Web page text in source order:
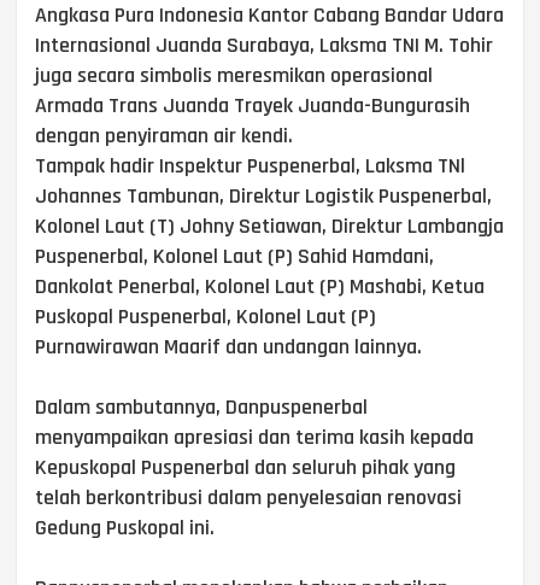
Angkasa Pura Indonesia Kantor Cabang Bandar Udara
Internasional Juanda Surabaya, Laksma TNI M. Tohir
juga secara simbolis meresmikan operasional
Armada Trans Juanda Trayek Juanda-Bungurasih
dengan penyiraman air kendi.
Tampak hadir Inspektur Puspenerbal, Laksma TNl
Johannes Tambunan, Direktur Logistik Puspenerbal,
Kolonel Laut (T) Johny Setiawan, Direktur Lambangja
Puspenerbal, Kolonel Laut (P) Sahid Hamdani,
Dankolat Penerbal, Kolonel Laut (P) Mashabi, Ketua
Puskopal Puspenerbal, Kolonel Laut (P)
Purnawirawan Maarif dan undangan lainnya.
Dalam sambutannya, Danpuspenerbal
menyampaikan apresiasi dan terima kasih kepada
Kepuskopal Puspenerbal dan seluruh pihak yang
telah berkontribusi dalam penyelesaian renovasi
Gedung Puskopal ini.